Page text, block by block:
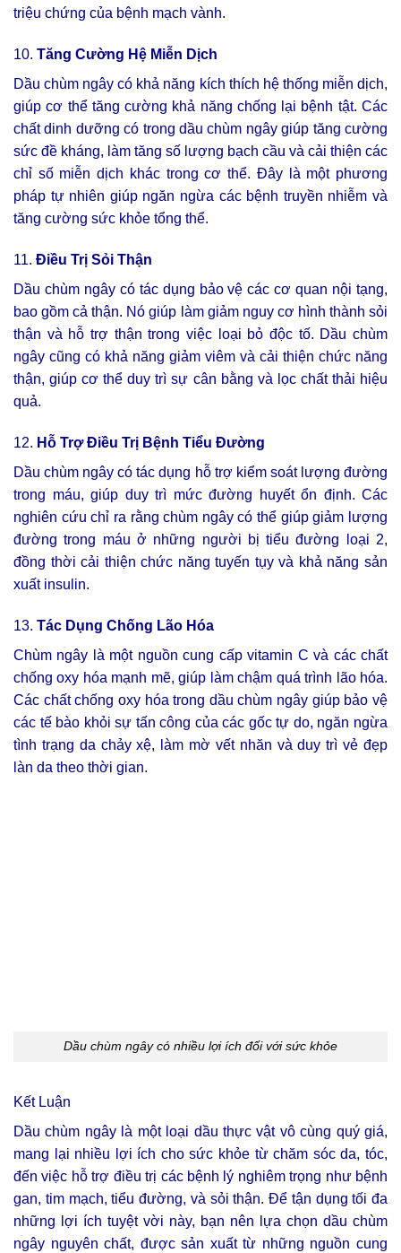
triệu chứng của bệnh mạch vành.
10. Tăng Cường Hệ Miễn Dịch
Dầu chùm ngây có khả năng kích thích hệ thống miễn dịch,
giúp cơ thể tăng cường khả năng chống lại bệnh tật. Các
chất dinh dưỡng có trong dầu chùm ngây giúp tăng cường
sức đề kháng, làm tăng số lượng bạch cầu và cải thiện các
chỉ số miễn dịch khác trong cơ thể. Đây là một phương
pháp tự nhiên giúp ngăn ngừa các bệnh truyền nhiễm và
tăng cường sức khỏe tổng thể.
11. Điều Trị Sỏi Thận
Dầu chùm ngây có tác dụng bảo vệ các cơ quan nội tạng,
bao gồm cả thận. Nó giúp làm giảm nguy cơ hình thành sỏi
thận và hỗ trợ thận trong việc loại bỏ độc tố. Dầu chùm
ngây cũng có khả năng giảm viêm và cải thiện chức năng
thận, giúp cơ thể duy trì sự cân bằng và lọc chất thải hiệu
quả.
12. Hỗ Trợ Điều Trị Bệnh Tiểu Đường
Dầu chùm ngây có tác dụng hỗ trợ kiểm soát lượng đường
trong máu, giúp duy trì mức đường huyết ổn định. Các
nghiên cứu chỉ ra rằng chùm ngây có thể giúp giảm lượng
đường trong máu ở những người bị tiểu đường loại 2,
đồng thời cải thiện chức năng tuyến tụy và khả năng sản
xuất insulin.
13. Tác Dụng Chống Lão Hóa
Chùm ngây là một nguồn cung cấp vitamin C và các chất
chống oxy hóa mạnh mẽ, giúp làm chậm quá trình lão hóa.
Các chất chống oxy hóa trong dầu chùm ngây giúp bảo vệ
các tế bào khỏi sự tấn công của các gốc tự do, ngăn ngừa
tình trạng da chảy xệ, làm mờ vết nhăn và duy trì vẻ đẹp
làn da theo thời gian.
Dầu chùm ngây có nhiều lợi ích đối với sức khỏe
Kết Luận
Dầu chùm ngây là một loại dầu thực vật vô cùng quý giá,
mang lại nhiều lợi ích cho sức khỏe từ chăm sóc da, tóc,
đến việc hỗ trợ điều trị các bệnh lý nghiêm trọng như bệnh
gan, tim mạch, tiểu đường, và sỏi thận. Để tận dụng tối đa
những lợi ích tuyệt vời này, bạn nên lựa chọn dầu chùm
ngây nguyên chất, được sản xuất từ những nguồn cung